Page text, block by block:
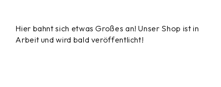
Hier bahnt sich etwas Großes an! Unser Shop ist in
Arbeit und wird bald veröffentlicht!